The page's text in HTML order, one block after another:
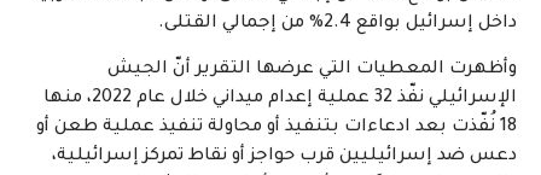
داخل إسرائيل بواقع 2.4% من إجمالي القتلى.
وأظهرت المعطيات التي عرضها التقرير أنّ الجيش
الإسرائيلي نفّذ 32 عملية إعدام ميداني خلال عام 2022، منها
18 نُفّذت بعد ادعاءات بتنفيذ أو محاولة تنفيذ عملية طعن أو
دعس ضد إسرائيليين قرب حواجز أو نقاط تمركز إسرائيلية،